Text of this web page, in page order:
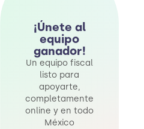
¡Únete al
equipo
ganador!
Un equipo fiscal
listo para
apoyarte,
completamente
online y en todo
México